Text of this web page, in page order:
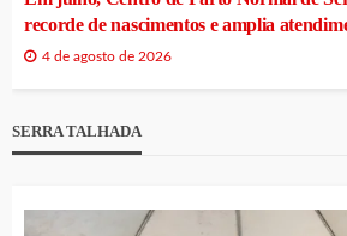
recorde de nascimentos e amplia
4 de agosto de 2026
SERRA TALHADA